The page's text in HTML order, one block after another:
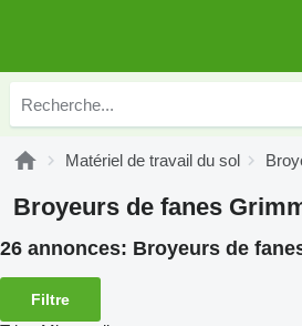
Matériel de travail du sol
Broyeurs de fanes
26 annonces: Broyeurs de
Filtre